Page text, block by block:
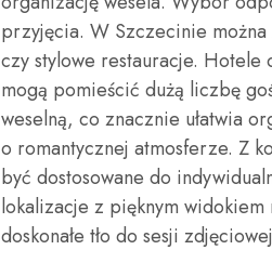
przyjęcia. W Szczecinie
czy stylowe restauracje.
mogą pomieścić dużą liczbę
weselną, co znacznie ułatwia
o romantycznej atmosferze. Z
być dostosowane do
lokalizacje z pięknym
doskonałe tło do sesji